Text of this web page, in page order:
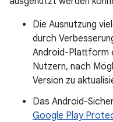
Die Ausnutzung
durch
Android-Plattform
Nutzern, nach
Version zu
Das Android-
Google Play